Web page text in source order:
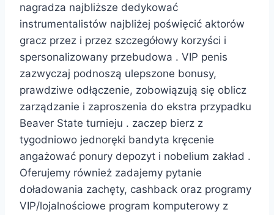
nagradza najbliższe dedykować
instrumentalistów najbliżej poświęcić aktorów
gracz przez i przez szczegółowy korzyści i
spersonalizowany przebudowa . VIP penis
zazwyczaj podnoszą ulepszone bonusy,
prawdziwe odłączenie, zobowiązują się oblicz
zarządzanie i zaproszenia do ekstra przypadku
Beaver State turnieju . zaczep bierz z
tygodniowo jednoręki bandyta kręcenie
angażować ponury depozyt i nobelium zakład .
Oferujemy również zadajemy pytanie
doładowania zachęty, cashback oraz programy
VIP/lojalnościowe program komputerowy z